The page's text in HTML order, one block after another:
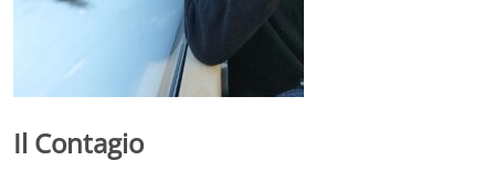
Il Contagio